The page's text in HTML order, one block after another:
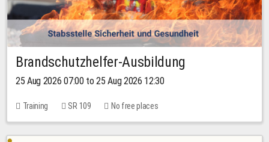
Brandschutzhelfer-Ausbildung
25 Aug 2026 07:00 to 25 Aug 2026 12:30
Training SR 109 No free places